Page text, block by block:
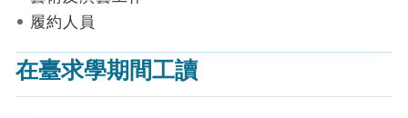
上
申
請
履約人員
在臺求學期間工讀